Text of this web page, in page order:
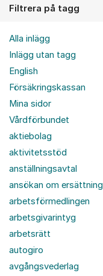
Filtrera på tagg
Alla inlägg
Inlägg utan tagg
English
Försäkringskassan
Mina sidor
Vårdförbundet
aktiebolag
aktivitetsstöd
anställningsavtal
ansökan om ersättning
arbetsförmedlingen
arbetsgivarintyg
arbetsrätt
autogiro
avgångsvederlag